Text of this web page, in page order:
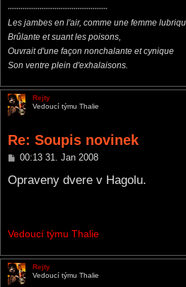
***********************************************
Les jambes en l'air, comme une femme
Brûlante et suant les poisons,
Ouvrait d'une façon nonchalante et cynique
Son ventre plein d'exhalaisons.
Rejty
Vedoucí týmu Thalie
Re: Soupis novinek
P
s
t
00:13 31. Jan 2008
Opraveny dvere v Hagolu.
Vedoucí týmu Thalie
Rejty
Vedoucí týmu Thalie